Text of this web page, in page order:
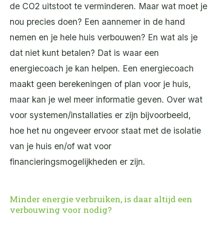
de CO2 uitstoot te verminderen. Maar wat moet je
nou precies doen? Een aannemer in de hand
nemen en je hele huis verbouwen? En wat als je
dat niet kunt betalen? Dat is waar een
energiecoach je kan helpen. Een energiecoach
maakt geen berekeningen of plan voor je huis,
maar kan je wel meer informatie geven. Over wat
voor systemen/installaties er zijn bijvoorbeeld,
hoe het nu ongeveer ervoor staat met de isolatie
van je huis en/of wat voor
financieringsmogelijkheden er zijn.
Minder energie verbruiken, is daar altijd een
verbouwing voor nodig?